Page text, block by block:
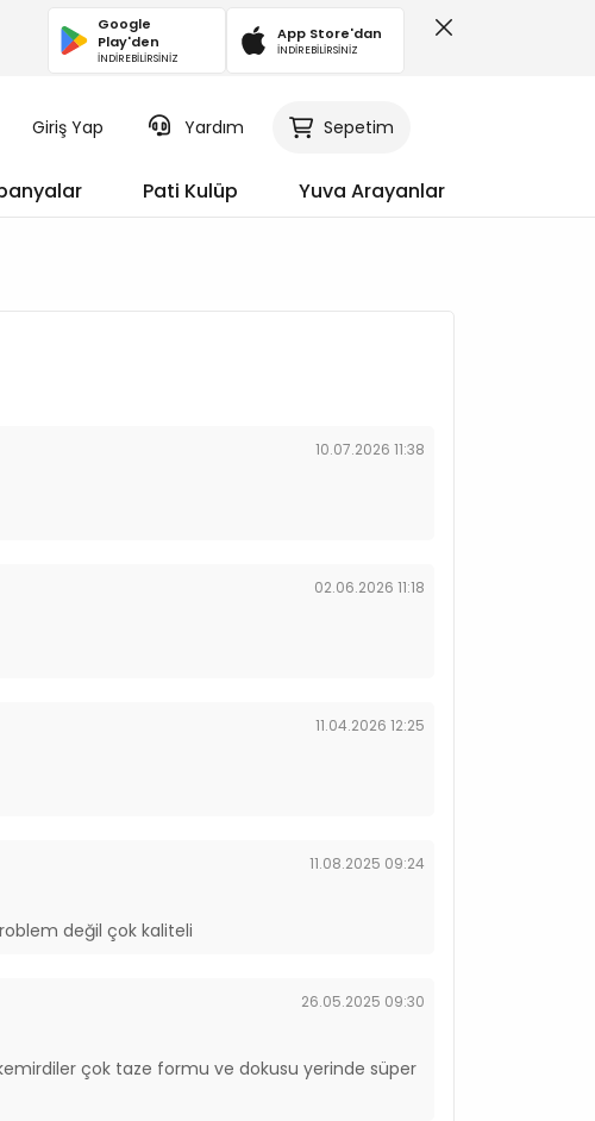
Google
Play'den
İNDİREBİLİRSİNİZ
App Store'dan
İNDİREBİLİRSİNİZ
Giriş Yap Yardım Sepetim
Pati Kulüp Yuva Arayanlar
10.07.2026 11:38
02.06.2026 11:18
11.04.2026 12:25
11.08.2025 09:24
değil çok kaliteli
26.05.2025 09:30
çok taze formu ve dokusu yerinde süper